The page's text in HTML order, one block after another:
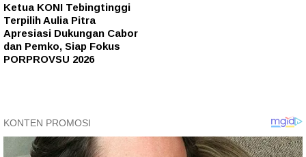
Ketua KONI Tebingtinggi
Terpilih Aulia Pitra
Apresiasi Dukungan Cabor
dan Pemko, Siap Fokus
PORPROVSU 2026